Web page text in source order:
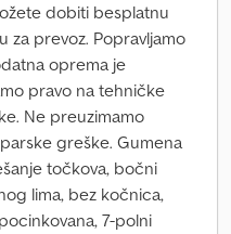
dobiti besplatnu
za prevoz. Popravljamo
oprema je
pravo na tehničke
Ne preuzimamo
greške. Gumena
točkova, bočni
lima, bez kočnica,
7-polni